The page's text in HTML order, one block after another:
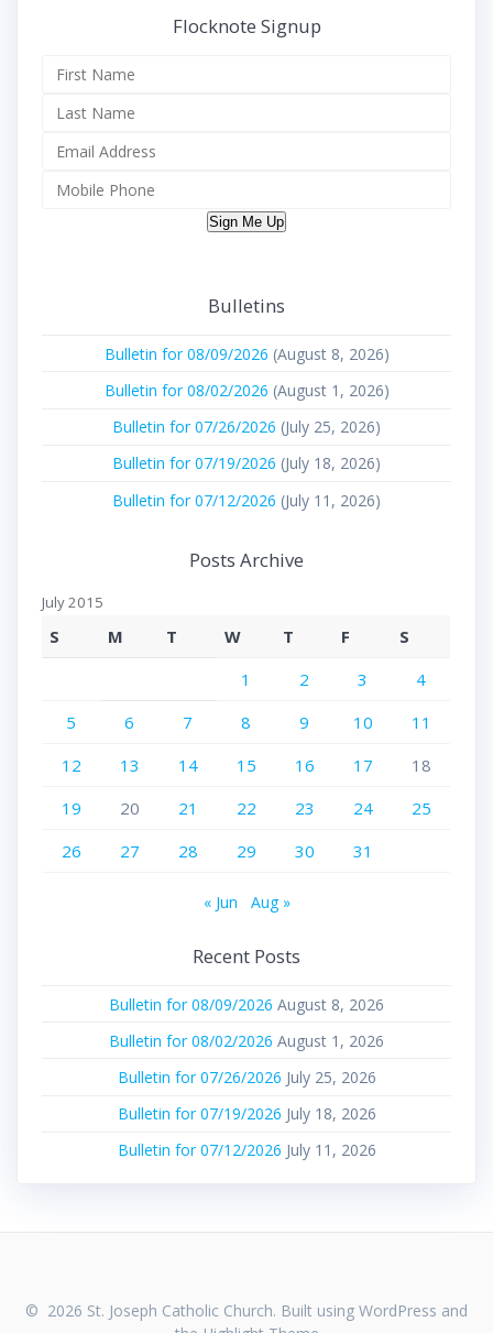
Flocknote Signup
Sign Me Up
Bulletins
Bulletin for 08/09/2026 (August 8, 2026)
Bulletin for 08/02/2026 (August 1, 2026)
Bulletin for 07/26/2026 (July 25, 2026)
Bulletin for 07/19/2026 (July 18, 2026)
Bulletin for 07/12/2026 (July 11, 2026)
Posts Archive
July 2015
S M T W T F
S
1
2 3
4
5
6 7 8 9 10
11
12
13 14 15 16 17
18
19
20 21 22 23 24
25
26
27 28 29 30 31
« Jun Aug »
Recent Posts
Bulletin for 08/09/2026 August 8, 2026
Bulletin for 08/02/2026 August 1, 2026
Bulletin for 07/26/2026 July 25, 2026
Bulletin for 07/19/2026 July 18, 2026
Bulletin for 07/12/2026 July 11, 2026
© 2026 St. Joseph Catholic Church. Built using WordPress and